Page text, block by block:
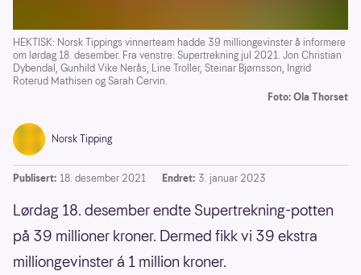
HEKTISK: Norsk Tippings vinnerteam hadde 39 milliongevinster å informere
om lørdag 18. desember. Fra venstre: Supertrekning jul 2021. Jon Christian
Dybendal, Gunhild Vike Nerås, Line Troller, Steinar Bjørnsson, Ingrid
Roterud Mathisen og Sarah Cervin.
Foto: Ola Thorset
Norsk Tipping
Publisert: 18. desember 2021 Endret: 3. januar 2023
Lørdag 18. desember endte Supertrekning-potten
på 39 millioner kroner. Dermed fikk vi 39 ekstra
milliongevinster á 1 million kroner.